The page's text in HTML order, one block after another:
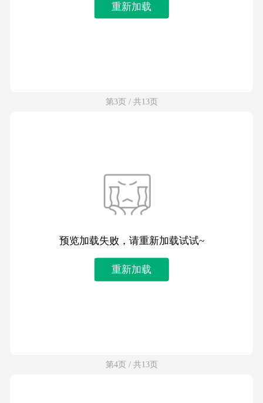
重新加载
第3页 / 共13页
预览加载失败，请重新加载试试~
重新加载
第4页 / 共13页